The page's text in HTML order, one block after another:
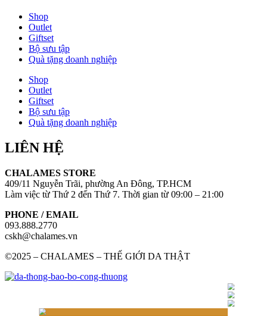
Shop
Outlet
Giftset
Bộ sưu tập
Quà tặng doanh nghiệp
Shop
Outlet
Giftset
Bộ sưu tập
Quà tặng doanh nghiệp
LIÊN HỆ
CHALAMES STORE
409/11 Nguyễn Trãi, phường An Đông, TP.HCM
Làm việc từ Thứ 2 đến Thứ 7. Thời gian từ 09:00 – 21:00
PHONE / EMAIL
093.888.2770
cskh@chalames.vn
©2025 – CHALAMES – THẾ GIỚI DA THẬT